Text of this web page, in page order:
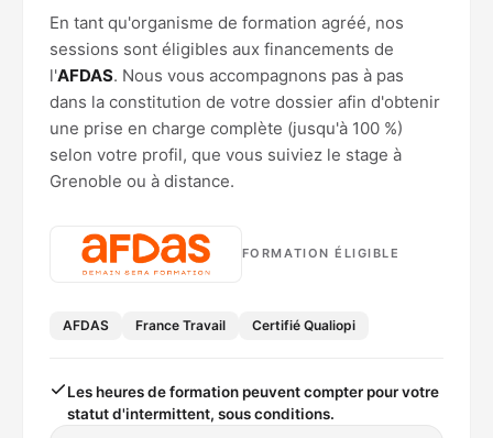
En tant qu'organisme de formation agréé, nos
sessions sont éligibles aux financements de
l'AFDAS. Nous vous accompagnons pas à pas
dans la constitution de votre dossier afin d'obtenir
une prise en charge complète (jusqu'à 100 %)
selon votre profil, que vous suiviez le stage à
Grenoble ou à distance.
FORMATION ÉLIGIBLE
AFDAS France Travail Certifié Qualiopi
Les heures de formation peuvent compter pour votre
statut d'intermittent, sous conditions.